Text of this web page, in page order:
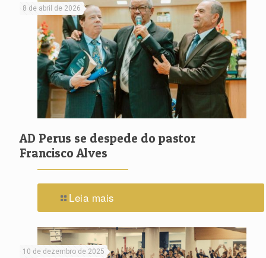
8 de abril de 2026
AD Perus se despede do pastor
Francisco Alves
Leia mais
10 de dezembro de 2025